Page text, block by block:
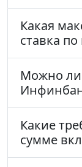
Какая
ставка
Можно ли
Какие
сумме